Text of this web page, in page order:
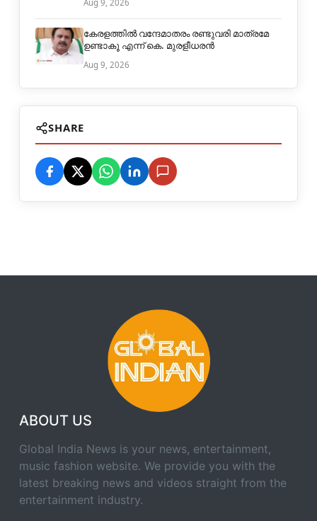
Aug 9, 2026
കേരളത്തിൽ വന്ദേമാതരം രണ്ടുവരി മാത്രമേ
ഉണ്ടാകൂ എന്ന് കെ. മുരളീധരൻ
Aug 9, 2026
SHARE
ABOUT US
Global India News is your news, entertainment,
music fashion website. We provide you with the
latest breaking news and videos straight from the
entertainment industry.